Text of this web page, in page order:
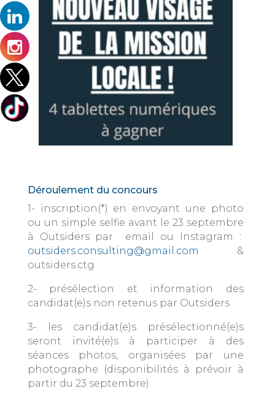
Déroulement du concours
1- inscription(*) en envoyant une photo
ou un simple selfie avant le 23 septembre
à Outsiders par email ou Instagram :
outsiders.consulting@gmail.com &
outsiders.ctg
2- présélection et information des
candidat(e)s non retenus par Outsiders
3- les candidat(e)s présélectionné(e)s
seront invité(e)s à participer à des
séances photos, organisées par une
photographe (disponibilités à prévoir à
partir du 23 septembre)